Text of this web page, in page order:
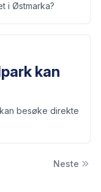
i Østmarka?
kan
besøke direkte
Neste